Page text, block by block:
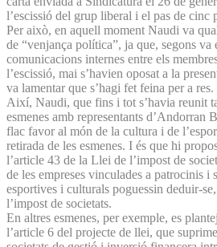
l’escissió del grup liberal i el pas de cinc
Per això, en aquell moment Naudi va
de “venjança política”, ja que, segons va
comunicacions internes entre els
l’escissió, mai s’havien oposat a la
va lamentar que s’hagi fet feina per a res.
Així, Naudi, que fins i tot s’havia reunit
esmenes amb representants d’Andorran
flac favor al món de la cultura i de
retirada de les esmenes. I és que hi
l’article 43 de la Llei de l’impost de
de les empreses vinculades a patrocinis i
esportives i culturals poguessin deduir-
l’impost de societats.
En altres esmenes, per exemple, es
l’article 6 del projecte de llei, que